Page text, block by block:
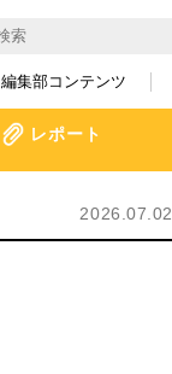
編集部コンテンツ
レポート
2026.07.02